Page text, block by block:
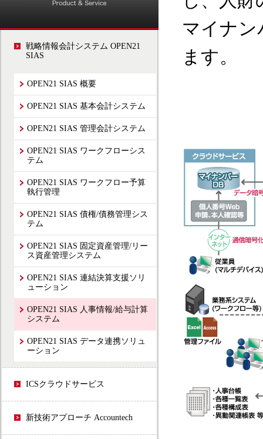
戦略情報会計システム OPEN21
SIAS
OPEN21 SIAS 概要
OPEN21 SIAS 基本会計システム
OPEN21 SIAS 管理会計システム
OPEN21 SIAS ワークフローシス
テム
OPEN21 SIAS ワークフロー予算
執行管理
OPEN21 SIAS 債権/債務管理シス
テム
OPEN21 SIAS 固定資産管理/リー
ス資産管理システム
OPEN21 SIAS 連結決算支援ソリ
ューション
OPEN21 SIAS 人事情報/給与計算
システム
OPEN21 SIAS データ連携ソリュ
ーション
ICSクラウドサービス
新技術アプローチ Accountech
マイナン
ます。